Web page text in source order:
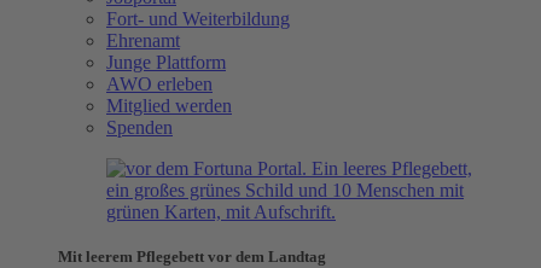
Fort- und Weiterbildung
Ehrenamt
Junge Plattform
AWO erleben
Mitglied werden
Spenden
Mit leerem Pflegebett vor dem Landtag